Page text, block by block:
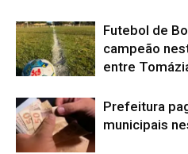
Futebol de
campeão
entre
Prefeitura
municipais